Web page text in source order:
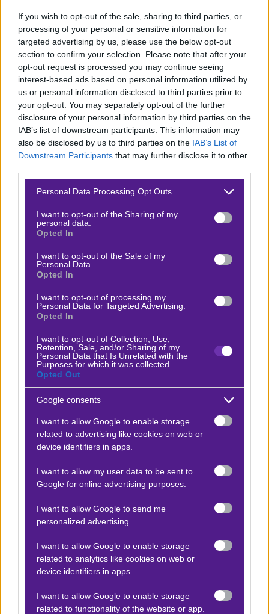
If you wish to opt-out of the sale, sharing to third parties, or
processing of your personal or sensitive information for
targeted advertising by us, please use the below opt-out
section to confirm your selection. Please note that after your
opt-out request is processed you may continue seeing
interest-based ads based on personal information utilized by
us or personal information disclosed to third parties prior to
your opt-out. You may separately opt-out of the further
disclosure of your personal information by third parties on the
IAB’s list of downstream participants. This information may
also be disclosed by us to third parties on the IAB’s List of
Downstream Participants that may further disclose it to other
Please note that this website/app uses one or more Google
not limited to your visit or usage behaviour. You may click to
grant or deny consent to Google and its third-party tags to
use your data for below specified purposes in below Google
consent section.
Personal Data Processing Opt Outs
I want to opt-out of the Sharing of my
personal data.
Opted In
I want to opt-out of the Sale of my
Personal Data.
Opted In
I want to opt-out of processing my
Personal Data for Targeted Advertising.
Opted In
I want to opt-out of Collection, Use,
Retention, Sale, and/or Sharing of my
Personal Data that Is Unrelated with the
Purposes for which it was collected.
Opted Out
Google consents
I want to allow Google to enable storage
related to advertising like cookies on web or
device identifiers in apps.
I want to allow my user data to be sent to
Google for online advertising purposes.
I want to allow Google to send me
personalized advertising.
I want to allow Google to enable storage
related to analytics like cookies on web or
device identifiers in apps.
I want to allow Google to enable storage
related to functionality of the website or app.
μόνο νίκες, τρεις σε ισάριθμα ματς, από τότε που
επέστρεψε στο Ισραήλ, έχοντας κερδίσει
Βιλερμπάν, Βαλένθια και Ζάλγκιρις.Ο Λόνι Γουόκερ
δεν έχει ακόμη ξεπεράσει τον τραυματισμό του στον
ώμο και τέθηκε εκτός μάχης, όπως επίσης και οι επίσης
τραυματίες Τζον Ντιμπαρτολομέο και Ζακ Χάνκινς.
Χρειάζεται αγωνιστική υπέρβαση το “τριφύλλι”
Η αλήθεια είναι ότι η αγωνιστική εικόνα του
Παναθηναϊκού εδώ και περίπου τρεις εβδομάδες δεν
πείθει. Η απουσία του Κέντρικ Ναν είναι κομβική για
του Τούρκου τεχνικού είναι… σταυρόλεξο, αφού κανείς
δεν ξέρει πως θα διαχειριστεί τους αθλητές του. Στο
μυαλό μας, το ματς είναι πάρα πολύ απαιτητικό, ειδικά
από την στιγμή που η Μακάμπι επέστρεψε στην έδρα
πρώτο λόγο αυτή τη στιγμή, αφού και αγωνιστικά είναι
καλύτερη.Θα πάμε με τη νίκη των Ισραηλινών με
τουλάχιστον 3 πόντους σε τιμή μεγαλύτερη του
διπλασιασμού.
Δείτε με ένα κλικ τις καλύτερες προσφορές της ημέρας
Ο Γιάννης Κάρμας προτείνει:
Μακάμπι Τελ Αβίβ - Παναθηναϊκός
Μπάσκετ Ευρωλίγκα 22.01.2026| 21:05 +34.50
1 (-2,5)
2.15
Αποτέλεσμα: 75-71
Προσφορές*